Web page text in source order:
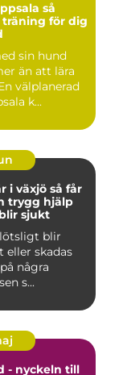
så
för dig
sin hund
än att lära
välplanerad
k...
så får
trygg hjälp
sjukt
blir
eller skadas
några
s...
- nyckeln till